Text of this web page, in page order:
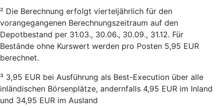
² Die Berechnung erfolgt vierteljährlich für den
vorangegangenen Berechnungszeitraum auf den
Depotbestand per 31.03., 30.06., 30.09., 31.12. Für
Bestände ohne Kurswert werden pro Posten 5,95 EUR
berechnet.
³ 3,95 EUR bei Ausführung als Best-Execution über alle
inländischen Börsenplätze, andernfalls 4,95 EUR im Inland
und 34,95 EUR im Ausland